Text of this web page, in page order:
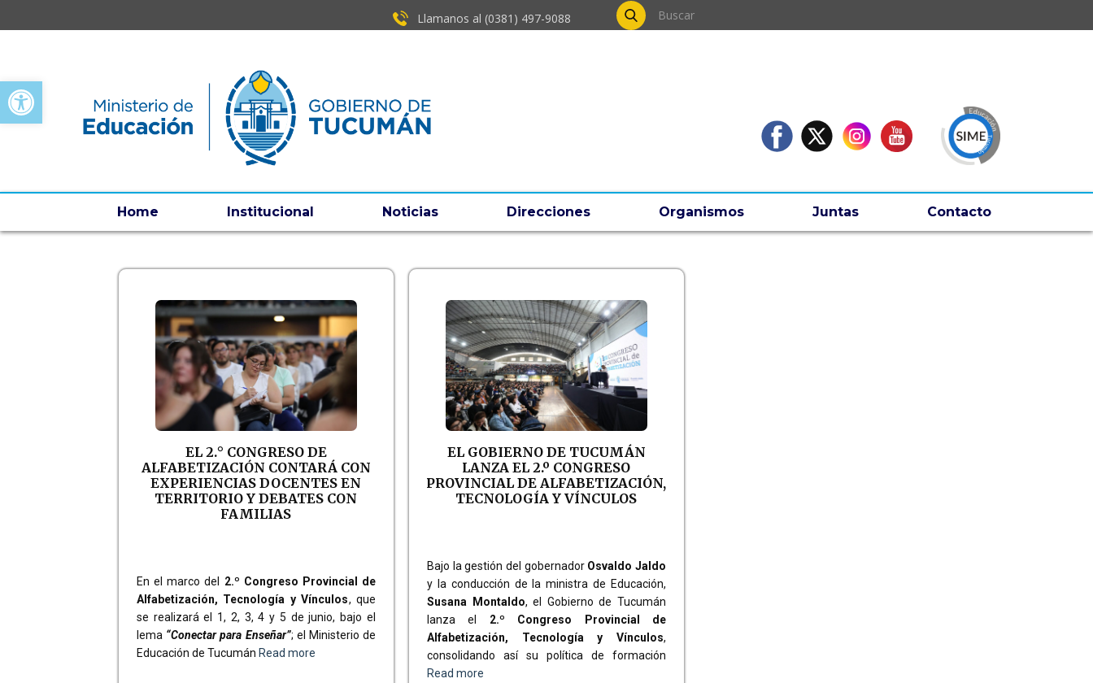
Open toolbar
Llamanos al (0381) ​497-9088
Home Institucional Noticias Direcciones Organismos Juntas Contacto
EL 2.° CONGRESO DE
ALFABETIZACIÓN CONTARÁ CON
EXPERIENCIAS DOCENTES EN
TERRITORIO Y DEBATES CON
FAMILIAS
En el marco del 2.º Congreso Provincial de
Alfabetización, Tecnología y Vínculos, que
se realizará el 1, 2, 3, 4 y 5 de junio, bajo el
lema “Conectar para Enseñar”; el Ministerio de
Educación de Tucumán Read more
EL GOBIERNO DE TUCUMÁN
LANZA EL 2.º CONGRESO
PROVINCIAL DE ALFABETIZACIÓN,
TECNOLOGÍA Y VÍNCULOS
Bajo la gestión del gobernador Osvaldo Jaldo
y la conducción de la ministra de Educación,
Susana Montaldo, el Gobierno de Tucumán
lanza el 2.º Congreso Provincial de
Alfabetización, Tecnología y Vínculos,
consolidando así su política de formación
Read more